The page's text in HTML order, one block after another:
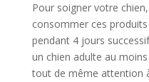
Pour soigner votre
consommer ces
pendant 4 jours
un chien adulte au
tout de même attention